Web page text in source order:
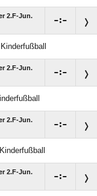
2.F-Jun.
:
2.F-Jun.
:
2.F-Jun.
:
2.F-Jun.
: